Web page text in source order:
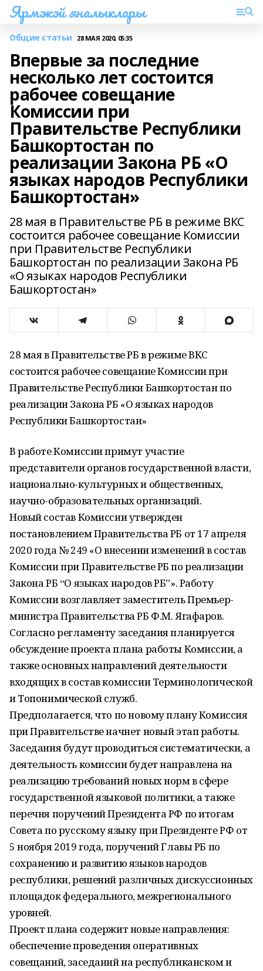
Ярмэкэй яналыклары
Общие статьи 28 МАЯ 2020, 05:35
Впервые за последние
несколько лет состоится
рабочее совещание
Комиссии при
Правительстве Республики
Башкортостан по
реализации Закона РБ «О
языках народов Республики
Башкортостан»
28 мая в Правительстве РБ в режиме ВКС
состоится рабочее совещание Комиссии
при Правительстве Республики
Башкортостан по реализации Закона РБ
«О языках народов Республики
Башкортостан»
28 мая в Правительстве РБ в режиме ВКС
состоится рабочее совещание Комиссии при
Правительстве Республики Башкортостан по
реализации Закона РБ «О языках народов
Республики Башкортостан»
В работе Комиссии примут участие
представители органов государственной власти,
национально-культурных и общественных,
научно-образовательных организаций.
Новый состав Комиссии утвержден
постановлением Правительства РБ от 17 апреля
2020 года № 249 «О внесении изменений в состав
Комиссии при Правительстве РБ по реализации
Закона РБ “О языках народов РБ”». Работу
Комиссии возглавляет заместитель Премьер-
министра Правительства РБ Ф.М. Ягафаров.
Согласно регламенту заседания планируется
обсуждение проекта плана работы Комиссии, а
также основных направлений деятельности
входящих в состав комиссии Терминологической
и Топонимической служб.
Предполагается, что по новому плану Комиссия
при Правительстве начнет новый этап работы.
Заседания будут проводиться систематически, а
деятельность комиссии будет направлена на
реализацию требований новых норм в сфере
государственной языковой политики, а также
перечня поручений Президента РФ по итогам
Совета по русскому языку при Президенте РФ от
5 ноября 2019 года, поручений Главы РБ по
сохранению и развитию языков народов
республики, решений различных дискуссионных
площадок федерального, межрегионального
уровней.
Проект плана содержит новые направления:
обеспечение проведения оперативных
совещаний, заседаний на республиканском и